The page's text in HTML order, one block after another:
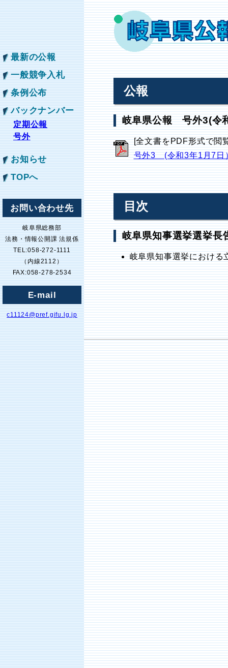
最新の公報
一般競争入札
条例公布
バックナンバー
定期公報
号外
お知らせ
TOPへ
お問い合わせ先
岐阜県総務部
法務・情報公開課 法規係
TEL:058-272-1111
（内線2112）
FAX:058-278-2534
E-mail
c11124@pref.gifu.lg.jp
公報
岐阜県公報 号外3(令
[全文書をPDF形式で閲
号外3 (令和3年1月7日
目次
岐阜県知事選挙選挙長
岐阜県知事選挙におけ